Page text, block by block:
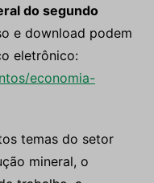
do segundo
e download podem
eletrônico:
economia-
temas do setor
mineral, o